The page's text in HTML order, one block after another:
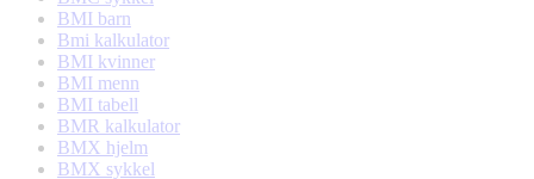
BMI barn
Bmi kalkulator
BMI kvinner
BMI menn
BMI tabell
BMR kalkulator
BMX hjelm
BMX sykkel